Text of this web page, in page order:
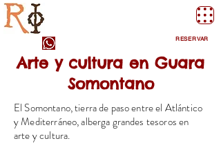
RESERVAR
Arte y cultura en Guara
Somontano
El Somontano, tierra de paso entre el Atlántico
y Mediterráneo, alberga grandes tesoros en
arte y cultura.